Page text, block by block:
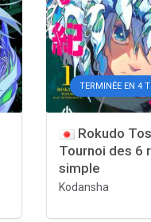
TERMINÉE EN 4
Rokudo
Tournoi des 6
simple
Kodansha